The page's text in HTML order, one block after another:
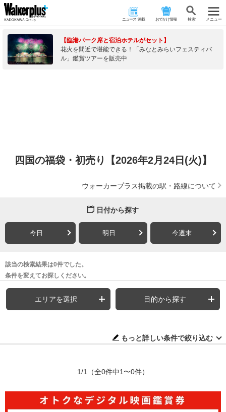
ニュース･連載 おでかけ情報 検 索 メニュー
【臨港パーク席と宿泊ホテルがセット】
花火を間近で堪能できる！「みなとみらいフェスティバ
ル」鑑賞ツアーを販売中
四国の福袋・初売り【2026年2月24日(火)】
ウォーカープラス掲載の駅・路線について
日付から探す
今日 明日 今週末
該当の検索結果は0件でした。
条件を変えてお探しください。
エリアを選択 目的から探す
もっと詳しい条件で絞り込む
1/1 （全0件中1〜0件）